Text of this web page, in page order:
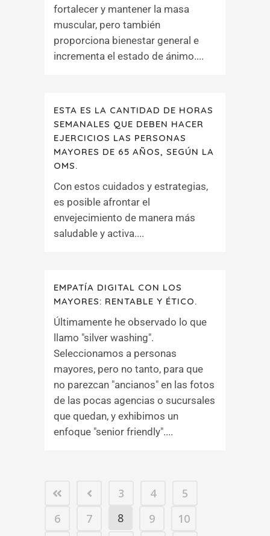
fortalecer y mantener la masa
muscular, pero también
proporciona bienestar general e
incrementa el estado de ánimo....
ESTA ES LA CANTIDAD DE HORAS
SEMANALES QUE DEBEN HACER
EJERCICIOS LAS PERSONAS
MAYORES DE 65 AÑOS, SEGÚN LA
OMS.
Con estos cuidados y estrategias,
es posible afrontar el
envejecimiento de manera más
saludable y activa....
EMPATÍA DIGITAL CON LOS
MAYORES: RENTABLE Y ÉTICO.
Últimamente he observado lo que
llamo "silver washing".
Seleccionamos a personas
mayores, pero no tanto, para que
no parezcan "ancianos" en las fotos
de las pocas agencias o sucursales
que quedan, y exhibimos un
enfoque "senior friendly"....
3 4
5
6
7 8 9
10